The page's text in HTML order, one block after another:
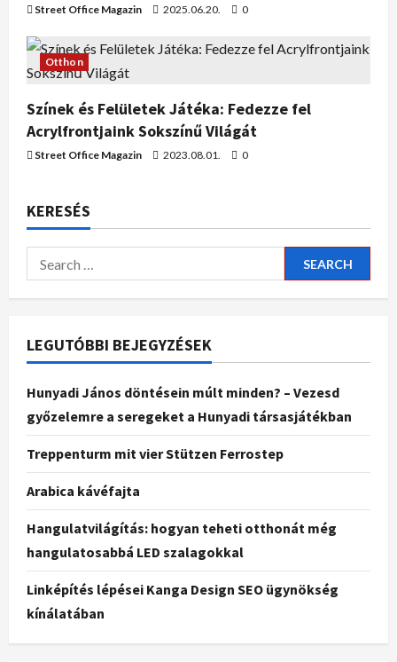
Street Office Magazin 2025.06.20. 0
Otthon
Színek és Felületek Játéka: Fedezze fel
Acrylfrontjaink Sokszínű Világát
Street Office Magazin 2023.08.01. 0
KERESÉS
LEGUTÓBBI BEJEGYZÉSEK
Hunyadi János döntésein múlt minden? – Vezesd
győzelemre a seregeket a Hunyadi társasjátékban
Treppenturm mit vier Stützen Ferrostep
Arabica kávéfajta
Hangulatvilágítás: hogyan teheti otthonát még
hangulatosabbá LED szalagokkal
Linképítés lépései Kanga Design SEO ügynökség
kínálatában